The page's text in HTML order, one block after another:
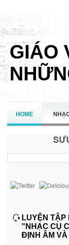
GIÁO
HOME
LUYỆN TẬP
"NHẠC CỤ
ĐỊNH ÂM